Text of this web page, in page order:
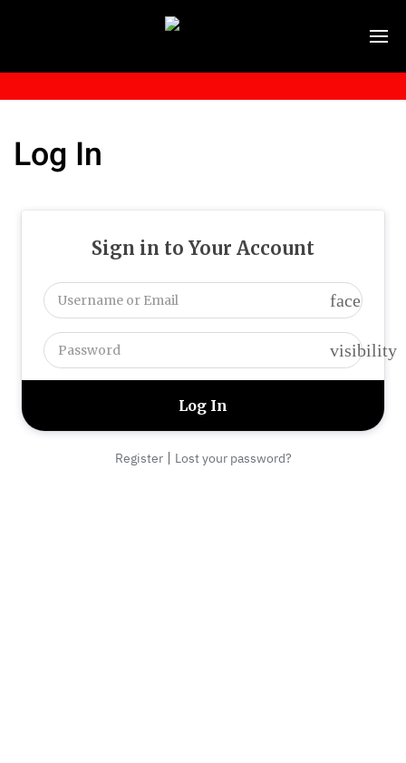
Log In
Sign in to Your Account
face
visibility
Register| Lost your password?